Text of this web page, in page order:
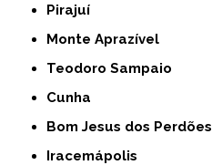
Pirajuí
Monte Aprazível
Teodoro Sampaio
Cunha
Bom Jesus dos Perdões
Iracemápolis